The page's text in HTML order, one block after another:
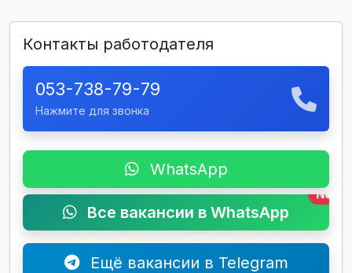
Контакты работодателя
053-738-79-79
Нажмите для звонка
WhatsApp
Все вакансии в WhatsApp
New
Ещё вакансии в Telegram